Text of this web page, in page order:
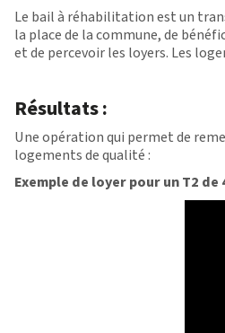
Le bail à réhabilitation est un
la place de la commune, de
et de percevoir les loyers. Les
Résultats :
Une opération qui permet de
logements de qualité :
Exemple de loyer pour un T2 de